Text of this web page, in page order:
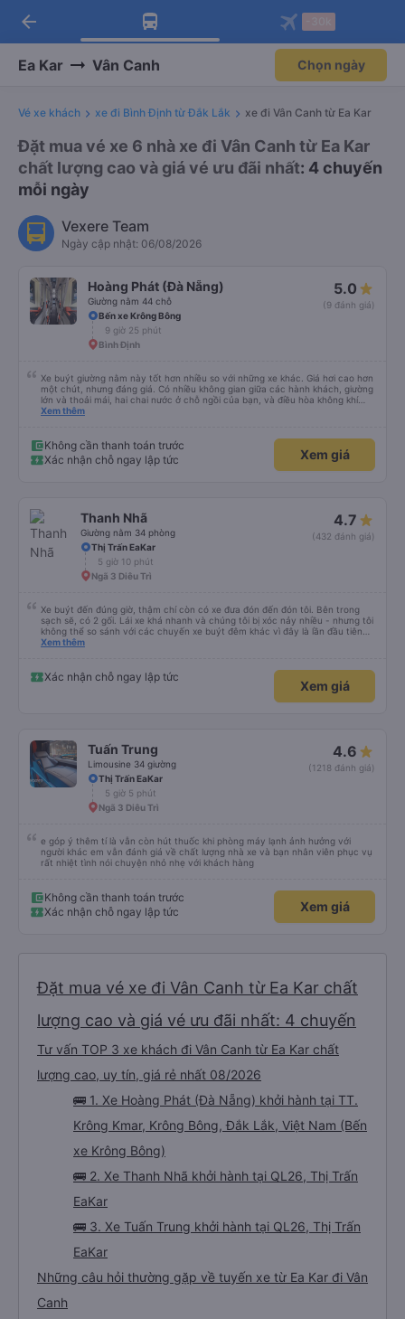
Tải app Vexere ngay!
Nhận ưu đãi thành viên độc
Mở app
Tải app Vexere
-30k/ghế khi đặt vé máy bay qua
Mở app
arrow_back
Ea Kar Vân Canh Chọn ngày
Vé xe khách xe đi Bình Định từ Đắk Lắk xe đi Vân Canh từ Ea Kar
Đặt mua vé xe 6 nhà xe đi Vân Canh từ Ea Kar
chất lượng cao và giá vé ưu đãi nhất: 4 chuyến
mỗi ngày
Vexere Team
Ngày cập nhật: 06/08/2026
Hoàng Phát (Đà Nẵng)
Giường nằm 44 chỗ
5.0
(9 đánh giá)
Bến xe Krông Bông
9 giờ 25 phút
Bình Định
Xe buýt giường nằm này tốt hơn nhiều so với những xe khác. Giá hơi cao hơn
một chút, nhưng đáng giá. Có nhiều không gian giữa các hành khách, giường
lớn và thoải mái, hai chai nước ở chỗ ngồi của bạn, và điều hòa không khí
ngay tại chỗ ngồi mà bạn có thể bật tắt. Nhân viên thân thiện và tài xế lái xe
Xem thêm
Không cần thanh toán trước
Xác nhận chỗ ngay lập tức
Xem giá
Thanh Nhã
Giường nằm 34 phòng
4.7
(432 đánh giá)
Thị Trấn EaKar
5 giờ 10 phút
Ngã 3 Diêu Trì
Xe buýt đến đúng giờ, thậm chí còn có xe đưa đón đến đón tôi. Bên trong
sạch sẽ, có 2 gối. Lái xe khá nhanh và chúng tôi bị xóc nảy nhiều - nhưng tôi
không thể so sánh với các chuyến xe buýt đêm khác vì đây là lần đầu tiên
tôi đi. Nhìn chung, tôi hài lòng.
Xem thêm
Xác nhận chỗ ngay lập tức
Xem giá
Tuấn Trung
Limousine 34 giường
4.6
(1218 đánh giá)
Thị Trấn EaKar
5 giờ 5 phút
Ngã 3 Diêu Trì
e góp ý thêm tí là vẫn còn hút thuốc khi phòng máy lạnh ảnh hưởng với
người khác em vẫn đánh giá về chất lượng nhà xe và bạn nhân viên phục vụ
rất nhiệt tình nói chuyện nhỏ nhẹ với khách hàng
Không cần thanh toán trước
Xác nhận chỗ ngay lập tức
Xem giá
Đặt mua vé xe đi Vân Canh từ Ea Kar chất
lượng cao và giá vé ưu đãi nhất: 4 chuyến
Tư vấn TOP 3 xe khách đi Vân Canh từ Ea Kar chất
lượng cao, uy tín, giá rẻ nhất 08/2026
🚌 1. Xe Hoàng Phát (Đà Nẵng) khởi hành tại TT.
Krông Kmar, Krông Bông, Đắk Lắk, Việt Nam (Bến
xe Krông Bông)
🚌 2. Xe Thanh Nhã khởi hành tại QL26, Thị Trấn
EaKar
🚌 3. Xe Tuấn Trung khởi hành tại QL26, Thị Trấn
EaKar
Những câu hỏi thường gặp về tuyến xe từ Ea Kar đi Vân
Canh